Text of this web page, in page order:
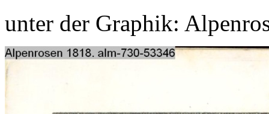
unter der Graphik: